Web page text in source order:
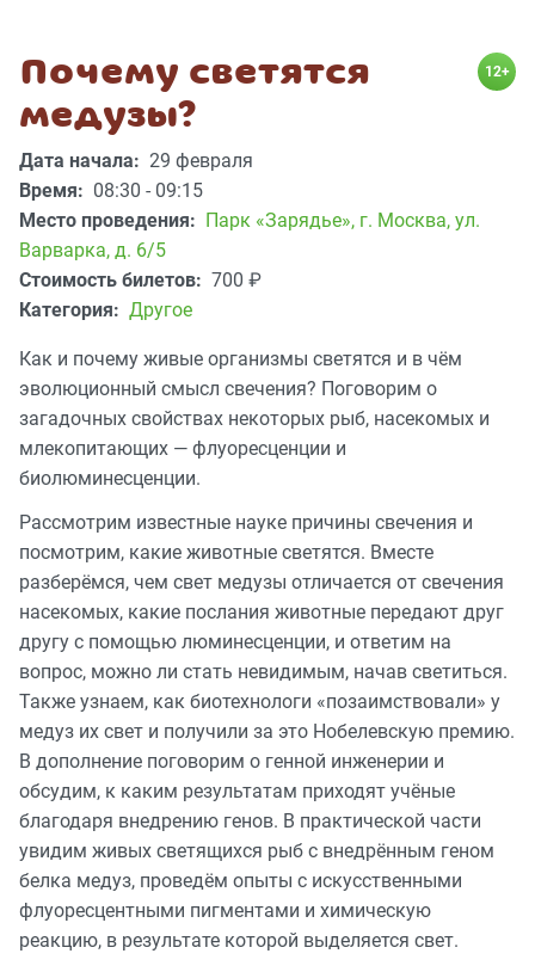
Почему светятся
медузы?
12+
Дата начала: 29 февраля
Время: 08:30 - 09:15
Место проведения:
Парк «Зарядье», г. Москва, ул.
Варварка, д. 6/5
Стоимость билетов: 700 ₽
Категория: Другое
Как и почему живые организмы светятся и в чём
эволюционный смысл свечения? Поговорим о
загадочных свойствах некоторых рыб, насекомых и
млекопитающих — флуоресценции и
биолюминесценции.
Рассмотрим известные науке причины свечения и
посмотрим, какие животные светятся. Вместе
разберёмся, чем свет медузы отличается от свечения
насекомых, какие послания животные передают друг
другу с помощью люминесценции, и ответим на
вопрос, можно ли стать невидимым, начав светиться.
Также узнаем, как биотехнологи «позаимствовали» у
медуз их свет и получили за это Нобелевскую премию.
В дополнение поговорим о генной инженерии и
обсудим, к каким результатам приходят учёные
благодаря внедрению генов. В практической части
увидим живых светящихся рыб с внедрённым геном
белка медуз, проведём опыты с искусственными
флуоресцентными пигментами и химическую
реакцию, в результате которой выделяется свет.